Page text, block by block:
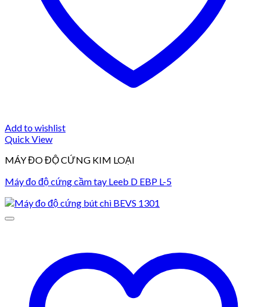
Add to wishlist
Quick View
MÁY ĐO ĐỘ CỨNG KIM LOẠI
Máy đo độ cứng cầm tay Leeb D EBP L-5